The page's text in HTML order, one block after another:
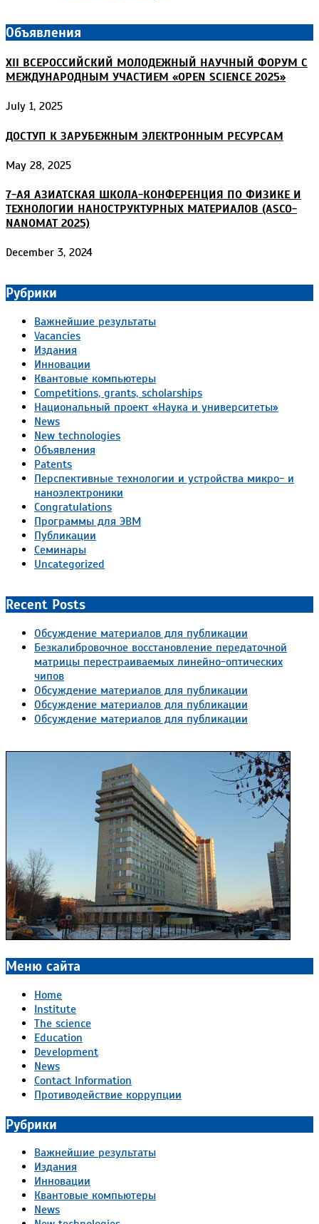
Объявления
XII ВСЕРОССИЙСКИЙ МОЛОДЕЖНЫЙ НАУЧНЫЙ ФОРУМ С
МЕЖДУНАРОДНЫМ УЧАСТИЕМ «OPEN SCIENCE 2025»
July 1, 2025
ДОСТУП К ЗАРУБЕЖНЫМ ЭЛЕКТРОННЫМ РЕСУРСАМ
May 28, 2025
7-АЯ АЗИАТСКАЯ ШКОЛА-КОНФЕРЕНЦИЯ ПО ФИЗИКЕ И
ТЕХНОЛОГИИ НАНОСТРУКТУРНЫХ МАТЕРИАЛОВ (ASCO-
NANOMAT 2025)
December 3, 2024
Рубрики
Важнейшие результаты
Vacancies
Издания
Инновации
Квантовые компьютеры
Competitions, grants, scholarships
Национальный проект «Наука и университеты»
News
New technologies
Объявления
Patents
Перспективные технологии и устройства микро- и
наноэлектроники
Congratulations
Программы для ЭВМ
Публикации
Семинары
Uncategorized
Recent Posts
Обсуждение материалов для публикации
Безкалибровочное восстановление передаточной
матрицы перестраиваемых линейно-оптических
чипов
Обсуждение материалов для публикации
Обсуждение материалов для публикации
Обсуждение материалов для публикации
Меню сайта
Home
Institute
The science
Education
Development
News
Contact Information
Противодействие коррупции
Рубрики
Важнейшие результаты
Издания
Инновации
Квантовые компьютеры
News